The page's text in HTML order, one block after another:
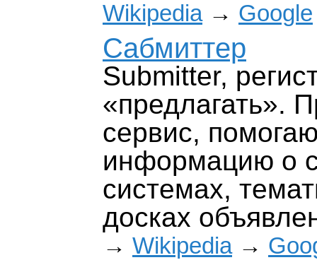
Wikipedia→ Google
Сабмиттер
Submitter,
«предлагать».
сервис,
информацию о
системах,
досках
→ Wikipedia→